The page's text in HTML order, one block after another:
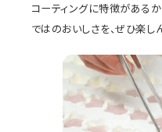
コーティングに特徴がある
ではのおいしさを、ぜひ楽し